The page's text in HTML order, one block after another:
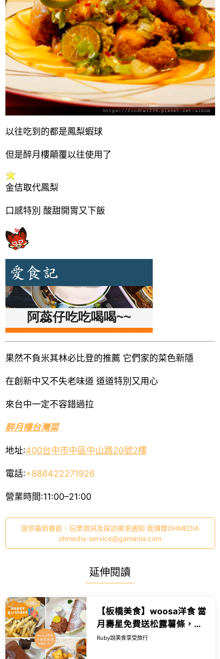
以往吃到的都是鳳梨蝦球
但是醉月樓顛覆以往使用了
金佶取代鳳梨
口感特別 酸甜開胃又下飯
果然不負米其林必比登的推薦 它們家的菜色新隱
在創新中又不失老味道 道道特別又用心
來台中一定不容錯過拉
醉月樓台灣菜
地址:400台中市中區中山路20號2樓
電話:+886422271926
營業時間:11:00–21:00
提供最新餐飲、玩樂資訊及採訪需求通知 我傳媒OHMEDIA
ohmedia-service@gamania.com
延伸閱讀
【板橋美食】woosa洋食 當
月壽星免費送松露薯條，必
點雲朵鬆餅，甜點比主餐更
Ruby說美食享受旅行